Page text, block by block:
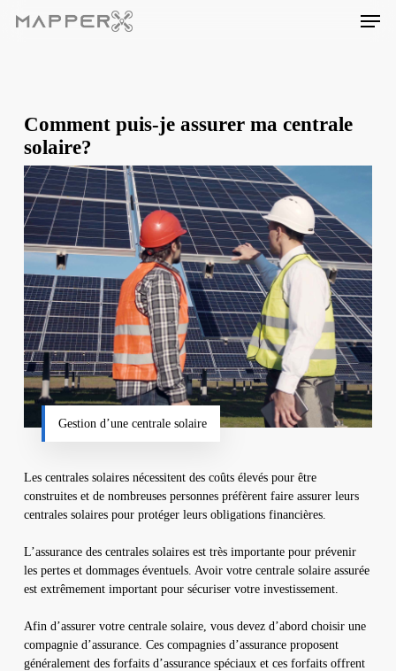
Menu
Comment puis-je assurer ma centrale
solaire?
Gestion d’une centrale solaire
Les centrales solaires nécessitent des coûts élevés pour être
construites et de nombreuses personnes préfèrent faire assurer leurs
centrales solaires pour protéger leurs obligations financières.
L’assurance des centrales solaires est très importante pour prévenir
les pertes et dommages éventuels. Avoir votre centrale solaire assurée
est extrêmement important pour sécuriser votre investissement.
Afin d’assurer votre centrale solaire, vous devez d’abord choisir une
compagnie d’assurance. Ces compagnies d’assurance proposent
généralement des forfaits d’assurance spéciaux et ces forfaits offrent